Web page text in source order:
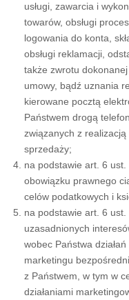
usługi, zawarcia i
towarów, obsługi
logowania do konta,
obsługi reklamacji,
także zwrotu
umowy, bądź uznania
kierowane pocztą
Państwem drogą
związanych z
sprzedaży;
na podstawie art. 6 ust.
obowiązku prawnego
celów podatkowych i
na podstawie art. 6
uzasadnionych
wobec Państwa
marketingu
z Państwem, w tym w
działaniami